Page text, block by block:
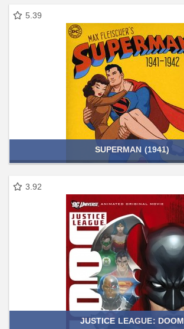
5.39
SUPERMAN (1941)
3.92
JUSTICE LEAGUE: DOOM